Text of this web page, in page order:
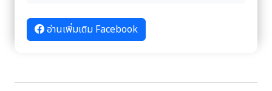
อ่านเพิ่มเติม Facebook